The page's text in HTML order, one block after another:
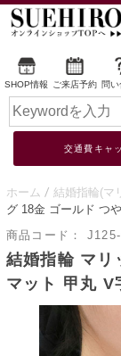
SHOP情報 ご来店予約 問
交通費キャ
ホーム 結婚指輪(マ
グ 18金 ゴールド つ
商品コード：
結婚指輪 マリ
マット 甲丸 V